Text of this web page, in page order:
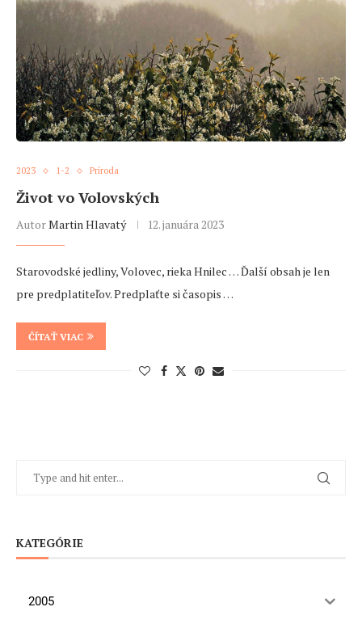
2023 1-2 Príroda
Život vo Volovských
AutorMartin Hlavatý 12. januára 2023
Starovodské jedliny, Volovec, rieka Hnilec … Ďalší obsah je len
pre predplatiteľov. Predplaťte si časopis …
ČÍTAŤ VIAC
KATEGÓRIE
2005